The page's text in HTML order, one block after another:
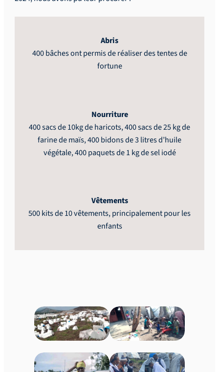
Abris
400 bâches ont permis de réaliser des tentes de
fortune
Nourriture
400 sacs de 10kg de haricots, 400 sacs de 25 kg de
farine de maïs, 400 bidons de 3 litres d’huile
végétale, 400 paquets de 1 kg de sel iodé
Vêtements
500 kits de 10 vêtements, principalement pour les
enfants